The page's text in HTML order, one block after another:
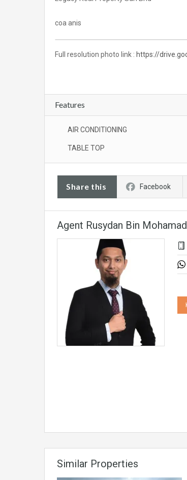
coa anis
Full resolution photo link : https://
Features
AIR CONDITIONING
TABLE TOP
Share this Facebook
Agent Rusydan Bin
Similar Properties